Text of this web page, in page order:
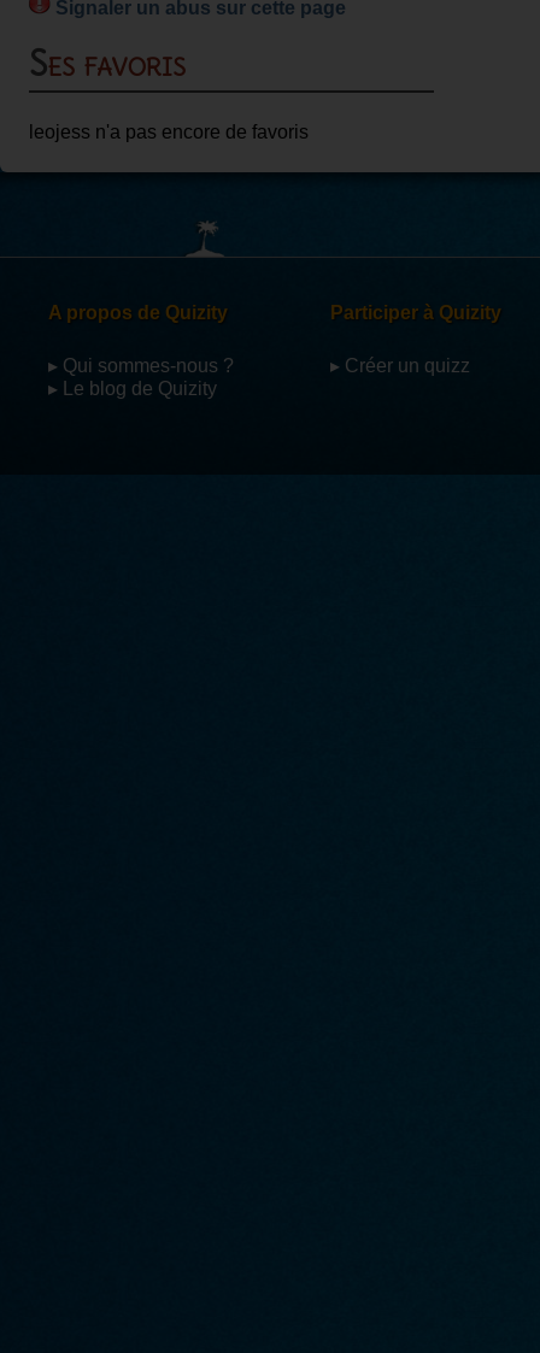
Signaler un abus sur cette page
Ses favoris
leojess n'a pas encore de favoris
A propos de Quizity
▸ Qui sommes-nous ?
▸ Le blog de Quizity
Participer à Quizity
▸ Créer un quizz